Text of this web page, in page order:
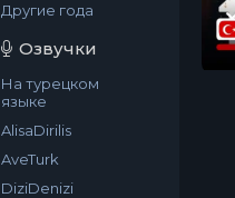
Другие года
Озвучки
На турецком
языке
AlisaDirilis
AveTurk
DiziDenizi